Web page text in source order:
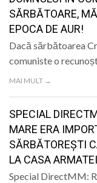
SĂRBĂTOARE,
EPOCA DE AUR!
Dacă sărbătoarea
comuniste o
MAI MULT →
SPECIAL
MARE ERA
SĂRBĂTOREȘTI
LA CASA
Special DirectMM: